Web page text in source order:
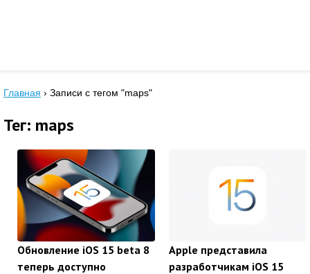
Главная › Записи с тегом "maps"
Тег: maps
Обновление iOS 15 beta 8
теперь доступно
Apple представила
разработчикам iOS 15